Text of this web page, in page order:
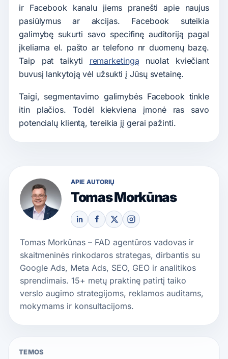
ir Facebook kanalu jiems pranešti apie naujus
pasiūlymus ar akcijas. Facebook suteikia
galimybę sukurti savo specifinę auditoriją pagal
įkeliama el. pašto ar telefono nr duomenų bazę.
Taip pat taikyti remarketingą nuolat kviečiant
buvusį lankytoją vėl užsukti į Jūsų svetainę.
Taigi, segmentavimo galimybės Facebook tinkle
itin plačios. Todėl kiekviena įmonė ras savo
potencialų klientą, tereikia jį gerai pažinti.
APIE AUTORIŲ
Tomas Morkūnas
Tomas Morkūnas – FAD agentūros vadovas ir
skaitmeninės rinkodaros strategas, dirbantis su
Google Ads, Meta Ads, SEO, GEO ir analitikos
sprendimais. 15+ metų praktinę patirtį taiko
verslo augimo strategijoms, reklamos auditams,
mokymams ir konsultacijoms.
TEMOS